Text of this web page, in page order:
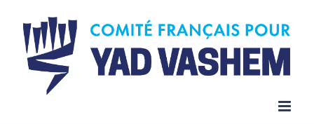
content